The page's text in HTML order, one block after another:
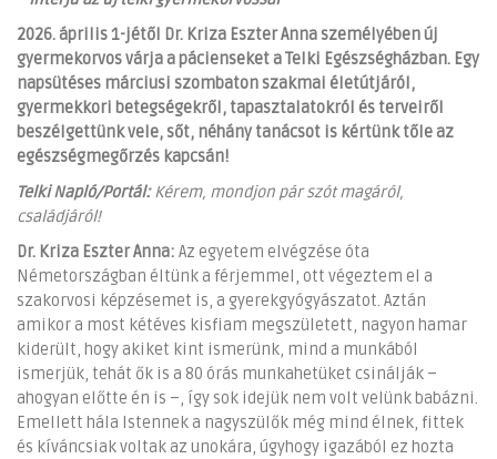
2026. április 1-jétől Dr. Kriza Eszter Anna személyében új
gyermekorvos várja a pácienseket a Telki Egészségházban. Egy
napsütéses márciusi szombaton szakmai életútjáról,
gyermekkori betegségekről, tapasztalatokról és terveiről
beszélgettünk vele, sőt, néhány tanácsot is kértünk tőle az
egészségmegőrzés kapcsán!
Telki Napló/Portál:Kérem, mondjon pár szót magáról,
családjáról!
Dr. Kriza Eszter Anna: Az egyetem elvégzése óta
Németországban éltünk a férjemmel, ott végeztem el a
szakorvosi képzésemet is, a gyerekgyógyászatot. Aztán
amikor a most kétéves kisfiam megszületett, nagyon hamar
kiderült, hogy akiket kint ismerünk, mind a munkából
ismerjük, tehát ők is a 80 órás munkahetüket csinálják –
ahogyan előtte én is –, így sok idejük nem volt velünk babázni.
Emellett hála Istennek a nagyszülők még mind élnek, fittek
és kíváncsiak voltak az unokára, úgyhogy igazából ez hozta